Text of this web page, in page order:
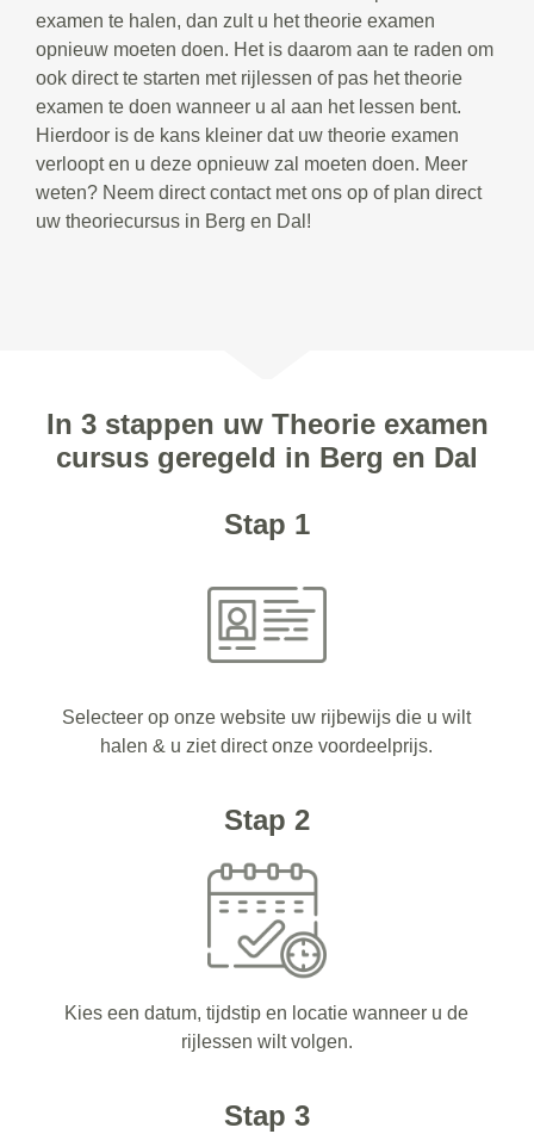
examen te halen, dan zult u het theorie examen
opnieuw moeten doen. Het is daarom aan te raden om
ook direct te starten met rijlessen of pas het theorie
examen te doen wanneer u al aan het lessen bent.
Hierdoor is de kans kleiner dat uw theorie examen
verloopt en u deze opnieuw zal moeten doen. Meer
weten? Neem direct contact met ons op of plan direct
uw theoriecursus in Berg en Dal!
In 3 stappen uw Theorie examen
cursus geregeld in Berg en Dal
Stap 1
Selecteer op onze website uw rijbewijs die u wilt
halen & u ziet direct onze voordeelprijs.
Stap 2
Kies een datum, tijdstip en locatie wanneer u de
rijlessen wilt volgen.
Stap 3